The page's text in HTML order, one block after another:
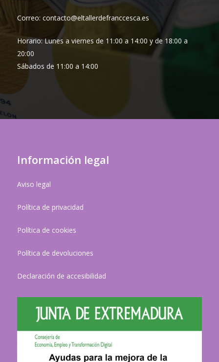
Correo: contacto@eltallerdefranccesca.es
Horario: Lunes a viernes de 11:00 a 14:00 y de 18:00 a
20:00
Sábados de 11:00 a 14:00
Información legal
Aviso legal
Política de privacidad
Política de cookies
Política de devoluciones
Declaración de accesibilidad